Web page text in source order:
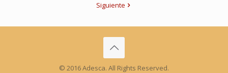
Siguiente
© 2016 Adesca. All Rights Reserved.